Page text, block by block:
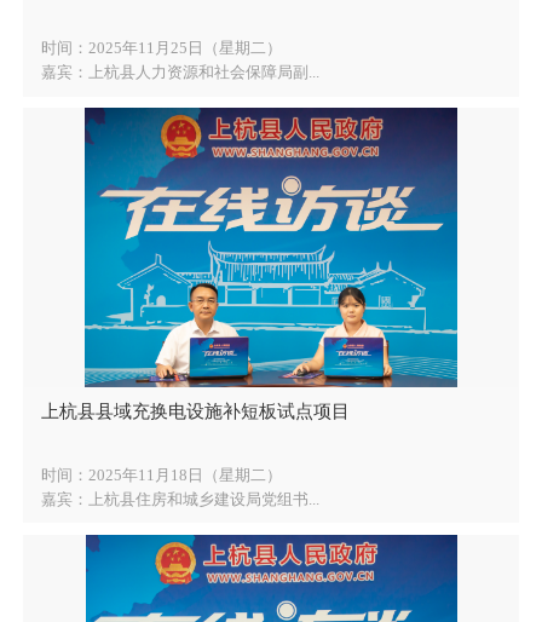
时间：2025年11月25日（星期二）
嘉宾：上杭县人力资源和社会保障局副...
上杭县县域充换电设施补短板试点项目
时间：2025年11月18日（星期二）
嘉宾：上杭县住房和城乡建设局党组书...